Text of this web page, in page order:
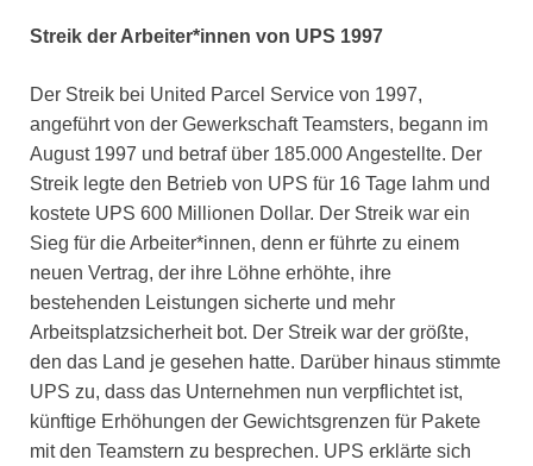
Streik der Arbeiter*innen von UPS 1997
Der Streik bei United Parcel Service von 1997,
angeführt von der Gewerkschaft Teamsters, begann im
August 1997 und betraf über 185.000 Angestellte. Der
Streik legte den Betrieb von UPS für 16 Tage lahm und
kostete UPS 600 Millionen Dollar. Der Streik war ein
Sieg für die Arbeiter*innen, denn er führte zu einem
neuen Vertrag, der ihre Löhne erhöhte, ihre
bestehenden Leistungen sicherte und mehr
Arbeitsplatzsicherheit bot. Der Streik war der größte,
den das Land je gesehen hatte. Darüber hinaus stimmte
UPS zu, dass das Unternehmen nun verpflichtet ist,
künftige Erhöhungen der Gewichtsgrenzen für Pakete
mit den Teamstern zu besprechen. UPS erklärte sich